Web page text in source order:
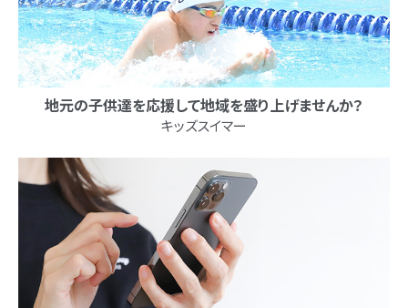
地元の子供達を応援して地域を盛り上げませんか？
キッズスイマー